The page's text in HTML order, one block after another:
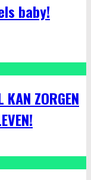
baby!
KAN ZORGEN